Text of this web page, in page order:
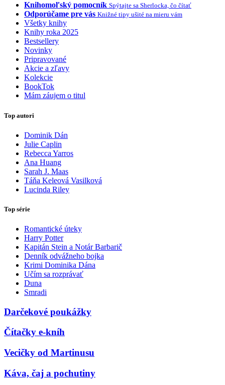
Knihomoľský pomocník Spýtajte sa Sherlocka, čo čítať
Odporúčame pre vás Knižné tipy ušité na mieru vám
Všetky knihy
Knihy roka 2025
Bestsellery
Novinky
Pripravované
Akcie a zľavy
Kolekcie
BookTok
Mám záujem o titul
Top autori
Dominik Dán
Julie Caplin
Rebecca Yarros
Ana Huang
Sarah J. Maas
Táňa Keleová Vasilková
Lucinda Riley
Top série
Romantické úteky
Harry Potter
Kapitán Stein a Notár Barbarič
Denník odvážneho bojka
Krimi Dominika Dána
Učím sa rozprávať
Duna
Smradi
Darčekové poukážky
Čítačky e-kníh
Vecičky od Martinusu
Káva, čaj a pochutiny